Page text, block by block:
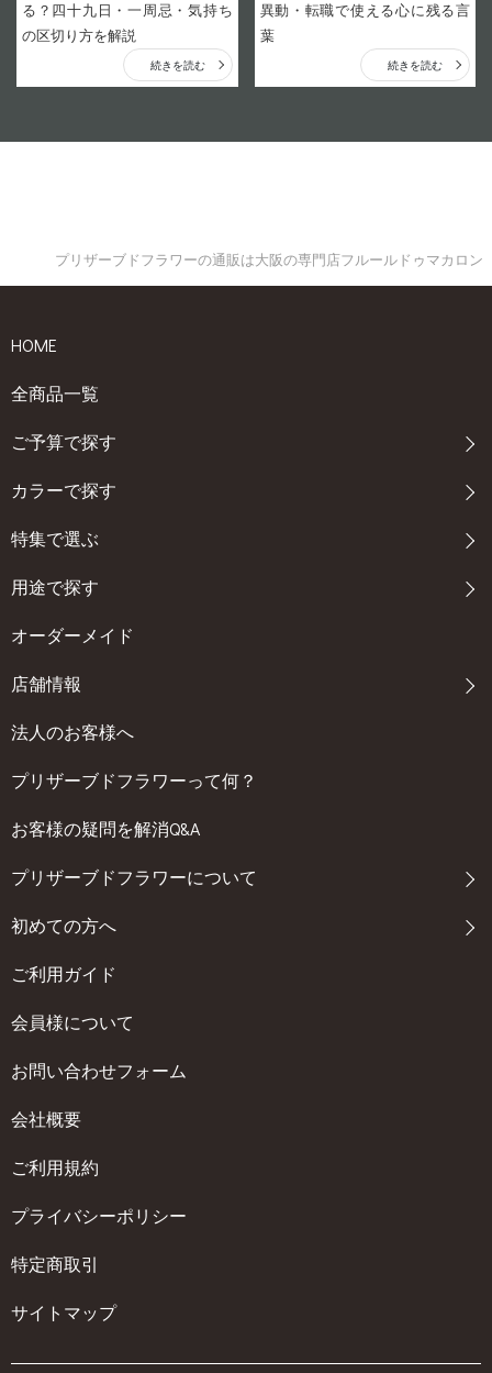
る？四十九日・一周忌・気持ち
の区切り方を解説
続きを読む
異動・転職で使える心に残る言
葉
続きを読む
プリザーブドフラワーの通販は大阪の専門店フルールドゥマカロン
HOME
全商品一覧
ご予算で探す
カラーで探す
特集で選ぶ
用途で探す
オーダーメイド
店舗情報
法人のお客様へ
プリザーブドフラワーって何？
お客様の疑問を解消Q&A
プリザーブドフラワーについて
初めての方へ
ご利用ガイド
会員様について
お問い合わせフォーム
会社概要
ご利用規約
プライバシーポリシー
特定商取引
サイトマップ